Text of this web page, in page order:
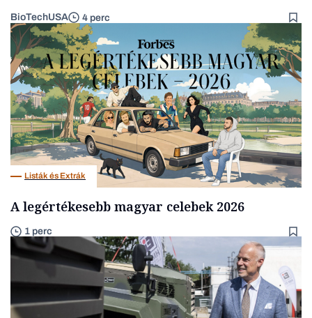
BioTechUSA 4 perc
Listák és Extrák
A legértékesebb magyar celebek 2026
1 perc